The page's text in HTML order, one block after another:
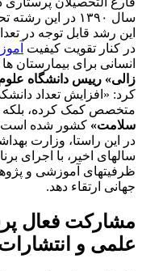
سال ۱۳۹۰ در این رشته تحصیل کرده اند.
این رشد قابل توجه در
در کنار تقویت کیفیت
انسانی برای بیمارستان
زالی» رییس دانشگاه
کرد: «افزایش تعداد
متخصص کمک کرده، بلکه
سلامت» کشور شده
در این راستا، وزارت
سالهای اخیر، با اجرای
ظرفیتهای آموزشی و
جهانی ارتقاء دهد.
مشارکت فعال
علمی و